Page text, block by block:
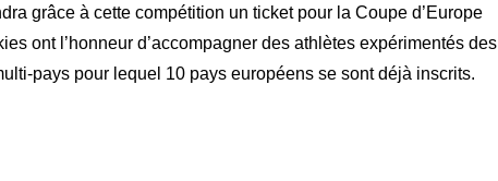
grâce à cette compétition un ticket pour la Coupe d’Europe
ont l’honneur d’accompagner des athlètes expérimentés des
pays pour lequel 10 pays européens se sont déjà inscrits.